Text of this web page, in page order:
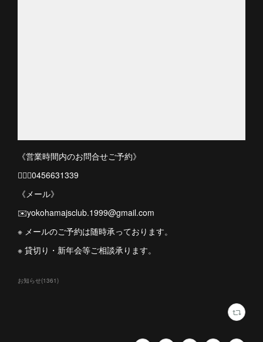
《営業時間内のお問合せご予約》
💁🏻‍♀️0456631339
《メール》
✉️yokohamajsclub.1999@gmail.com
※ メールのご予約は随時承っております。
※ 貸切り・新年会等ご相談承ります。
お知らせ(1361)